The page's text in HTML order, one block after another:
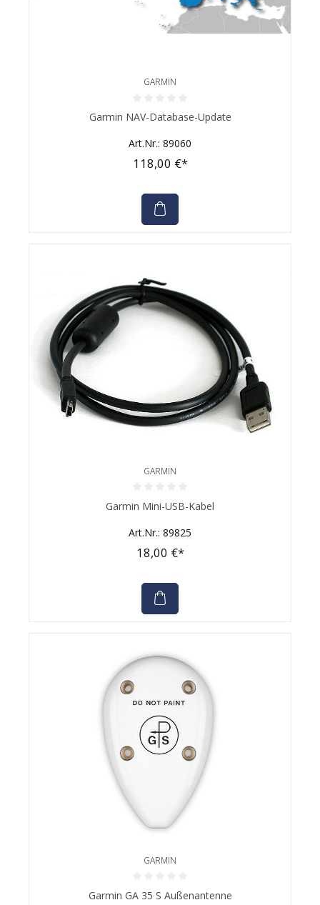
GARMIN
Durchschnittliche Bewertung von 0 von 5 Sternen
Garmin NAV-Database-Update
Art.Nr.: 89060
118,00 €*
GARMIN
Durchschnittliche Bewertung von 0 von 5 Sternen
Garmin Mini-USB-Kabel
Art.Nr.: 89825
18,00 €*
GARMIN
Durchschnittliche Bewertung von 0 von 5 Sternen
Garmin GA 35 S Außenantenne